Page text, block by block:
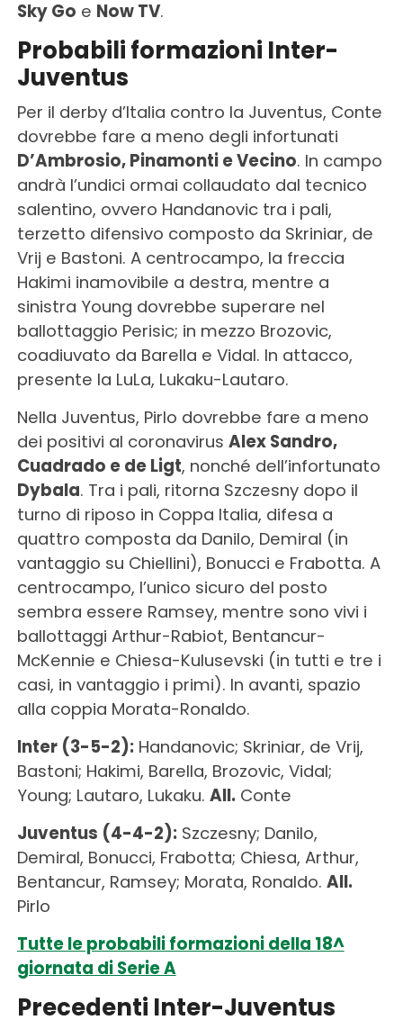
Sky Go e Now TV.
Probabili formazioni Inter-
Juventus
Per il derby d’Italia contro la Juventus, Conte
dovrebbe fare a meno degli infortunati
D’Ambrosio, Pinamonti e Vecino. In campo
andrà l’undici ormai collaudato dal tecnico
salentino, ovvero Handanovic tra i pali,
terzetto difensivo composto da Skriniar, de
Vrij e Bastoni. A centrocampo, la freccia
Hakimi inamovibile a destra, mentre a
sinistra Young dovrebbe superare nel
ballottaggio Perisic; in mezzo Brozovic,
coadiuvato da Barella e Vidal. In attacco,
presente la LuLa, Lukaku-Lautaro.
Nella Juventus, Pirlo dovrebbe fare a meno
dei positivi al coronavirus Alex Sandro,
Cuadrado e de Ligt, nonché dell’infortunato
Dybala. Tra i pali, ritorna Szczesny dopo il
turno di riposo in Coppa Italia, difesa a
quattro composta da Danilo, Demiral (in
vantaggio su Chiellini), Bonucci e Frabotta. A
centrocampo, l’unico sicuro del posto
sembra essere Ramsey, mentre sono vivi i
ballottaggi Arthur-Rabiot, Bentancur-
McKennie e Chiesa-Kulusevski (in tutti e tre i
casi, in vantaggio i primi). In avanti, spazio
alla coppia Morata-Ronaldo.
Inter (3-5-2):Handanovic; Skriniar, de Vrij,
Bastoni; Hakimi, Barella, Brozovic, Vidal;
Young; Lautaro, Lukaku. All. Conte
Juventus (4-4-2):Szczesny; Danilo,
Demiral, Bonucci, Frabotta; Chiesa, Arthur,
Bentancur, Ramsey; Morata, Ronaldo. All.
Pirlo
Tutte le probabili formazioni della 18^
giornata di Serie A
Precedenti Inter-Juventus